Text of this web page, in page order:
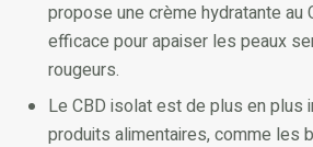
propose une crème hydratante au
efficace pour apaiser les peaux
rougeurs.
Le CBD isolat est de plus en plus
produits alimentaires, comme les